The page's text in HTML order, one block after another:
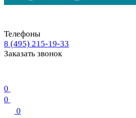
Телефоны
8 (495) 215-19-33
Заказать звонок
0
0
0